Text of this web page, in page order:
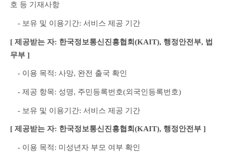
호 등 기재사항
- 보유 및 이용기간: 서비스 제공 기간
[ 제공받는 자: 한국정보통신진흥협회(KAIT), 행정안전부, 법
무부 ]
- 이용 목적: 사망, 완전 출국 확인
- 제공 항목: 성명, 주민등록번호(외국인등록번호)
- 보유 및 이용기간: 서비스 제공 기간
[ 제공받는 자: 한국정보통신진흥협회(KAIT), 행정안전부 ]
- 이용 목적: 미성년자 부모 여부 확인